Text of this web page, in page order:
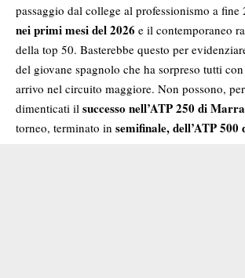
passaggio dal college al professionismo a fine
nei primi mesi del 2026 e il contemporaneo
della top 50. Basterebbe questo per
del giovane spagnolo che ha sorpreso tutti
arrivo nel circuito maggiore. Non possono,
dimenticati il successo nell’ATP 250 di
torneo, terminato in semifinale, dell’ATP